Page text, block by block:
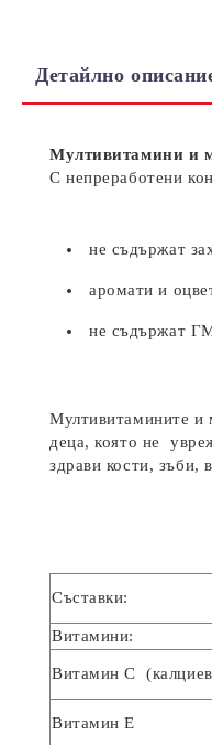
Детайлно
Мултивитамини и
С непреработени
не съдържат
аромати и
не съдържат
Мултивитамините и
деца, която не
здрави кости, зъби,
Съставки:
Витамини:
Витамин С (калциев
Витамин Е